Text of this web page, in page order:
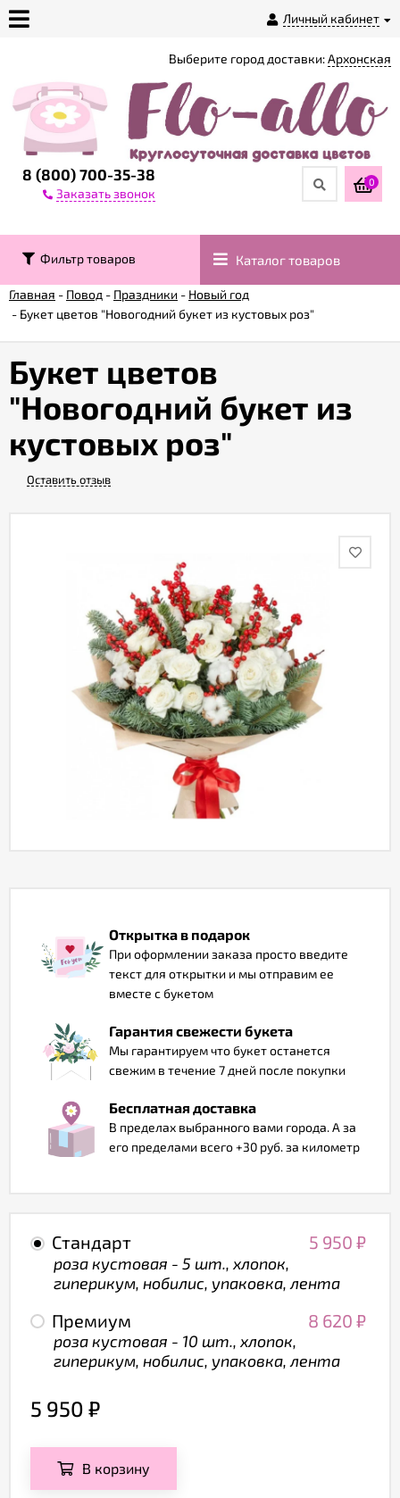
Личный кабинет
магазине
Доставка
Контакты
Возврат
Гарантии
Акции
конфиденциальности
8 (800) 700-35-38
Заказать звонок
Выберите город доставки:Архонская
0
Фильтр товаров Каталог товаров
Главная - Повод - Праздники - Новый год
- Букет цветов "Новогодний букет из кустовых роз"
Букет цветов
"Новогодний букет из
кустовых роз"
Оставить отзыв
Открытка в подарок
При оформлении заказа просто введите
текст для открытки и мы отправим ее
вместе с букетом
Гарантия свежести букета
Мы гарантируем что букет останется
свежим в течение 7 дней после покупки
Бесплатная доставка
В пределах выбранного вами города. А за
его пределами всего +30 руб. за километр
Стандарт 5 950 ₽
роза кустовая - 5 шт., хлопок,
гиперикум, нобилис, упаковка, лента
Премиум 8 620 ₽
роза кустовая - 10 шт., хлопок,
гиперикум, нобилис, упаковка, лента
5 950 ₽
В корзину